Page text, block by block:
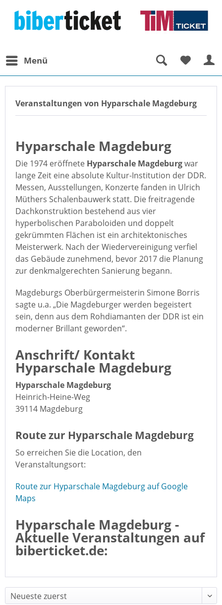
Menü
Veranstaltungen von Hyparschale Magdeburg
Hyparschale Magdeburg
Die 1974 eröffnete Hyparschale Magdeburgwar
lange Zeit eine absolute Kultur-Institution der DDR.
Messen, Ausstellungen, Konzerte fanden in Ulrich
Müthers Schalenbauwerk statt. Die freitragende
Dachkonstruktion bestehend aus vier
hyperbolischen Paraboloiden und doppelt
gekrümmten Flächen ist ein architektonisches
Meisterwerk. Nach der Wiedervereinigung verfiel
das Gebäude zunehmend, bevor 2017 die Planung
zur denkmalgerechten Sanierung begann.
Magdeburgs Oberbürgermeisterin Simone Borris
sagte u.a. „Die Magdeburger werden begeistert
sein, denn aus dem Rohdiamanten der DDR ist ein
moderner Brillant geworden“.
Anschrift/ Kontakt
Hyparschale Magdeburg
Hyparschale Magdeburg
Heinrich-Heine-Weg
39114 Magdeburg
Route zur Hyparschale Magdeburg
So erreichen Sie die Location, den
Veranstaltungsort:
Route zur Hyparschale Magdeburg auf Google
Maps
Hyparschale Magdeburg -
Aktuelle Veranstaltungen auf
biberticket.de: